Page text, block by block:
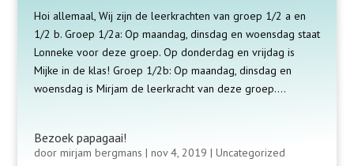
Hoi allemaal, Wij zijn de leerkrachten van groep 1/2 a en
1/2 b. Groep 1/2a: Op maandag, dinsdag en woensdag staat
Lonneke voor deze groep. Op donderdag en vrijdag is
Mijke in de klas! Groep 1/2b: Op maandag, dinsdag en
woensdag is Mirjam de leerkracht van deze groep....
Bezoek papagaai!
door mirjam bergmans | nov 4, 2019 | Uncategorized